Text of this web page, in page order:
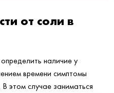
от соли в
наличие у
времени симптомы
этом случае заниматься